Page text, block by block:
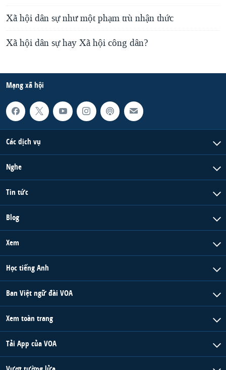
Xã hội dân sự như một phạm trù nhận thức
Xã hội dân sự hay Xã hội công dân?
Mạng xã hội
Các dịch vụ
Nghe
Tin tức
Blog
Xem
Học tiếng Anh
Ban Việt ngữ đài VOA
Xem toàn trang
Tải App của VOA